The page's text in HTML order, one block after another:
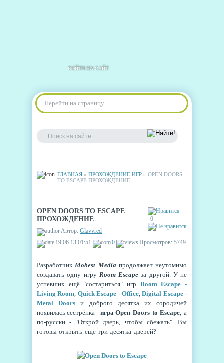
ВОЙТИ НА САЙТ
Перейти на страницу...
ГЛАВНАЯ » ПРОХОЖДЕНИЕ ИГР » OPEN DOORS
TO ESCAPE ПРОХОЖДЕНИЕ
0
OPEN DOORS TO ESCAPE
ПРОХОЖДЕНИЕ
Автор: Glavvred
19.06.13 01:51
0 Просмотров: 5749
РазработчикMobest Media продолжает неутомимо
создавать одну игру Room Escape за другой. У не
успевших ещё "состариться" игр Room Escape -
Living Room, Quick Escape - Office,Digital Escape -
Metal Doors и доброго десятка их сородичей
появилась сестрёнка -играOpen Doors to Escape, а
по-русски - "Открой дверь, чтобы сбежать". Вы
готовы открыть ещё три десятка дверей?